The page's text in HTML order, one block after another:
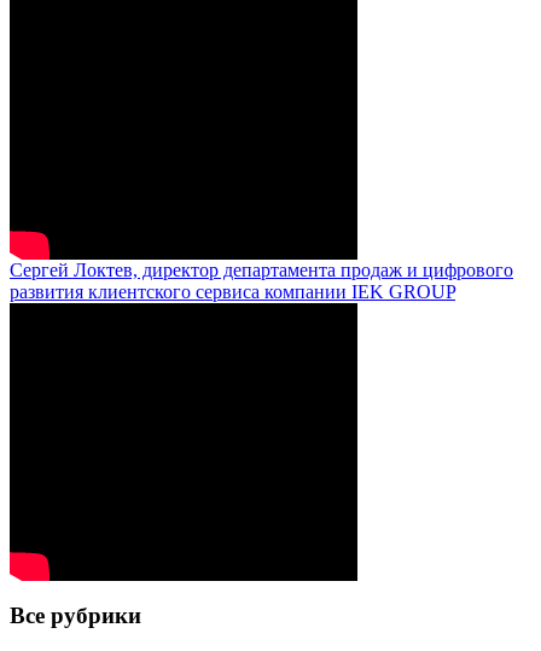
Сергей Локтев, директор департамента продаж и цифрового
развития клиентского сервиса компании IEK GROUP
Все рубрики